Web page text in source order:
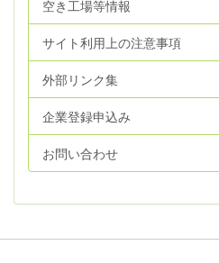
空き工場等情報
サイト利用上の注意事項
外部リンク集
企業登録申込み
お問い合わせ